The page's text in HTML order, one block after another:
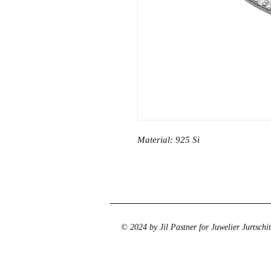
Material: 925 Si
© 2024 by Jil Pastner for Juwelier